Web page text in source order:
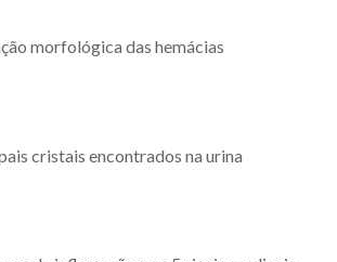
morfológica das hemácias
cristais encontrados na urina